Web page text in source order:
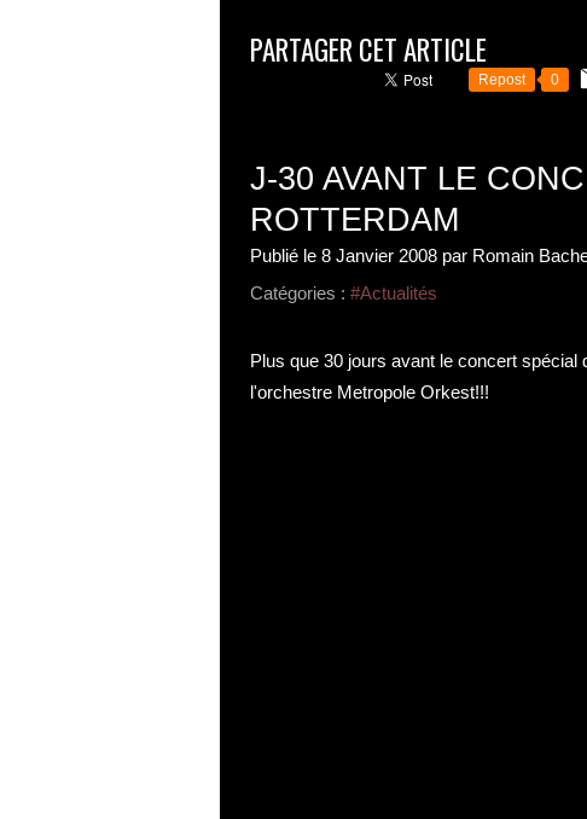
PARTAGER CET ARTICLE
Repost 0
J-30 AVANT LE
ROTTERDAM
Publié le 8 Janvier 2008 par Romain
Catégories : #Actualités
Plus que 30 jours avant le concert spécial
l'orchestre Metropole Orkest!!!